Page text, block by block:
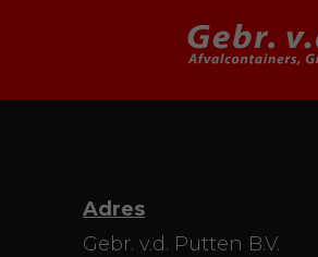
Adres
Gebr. v.d. Putten B.V.